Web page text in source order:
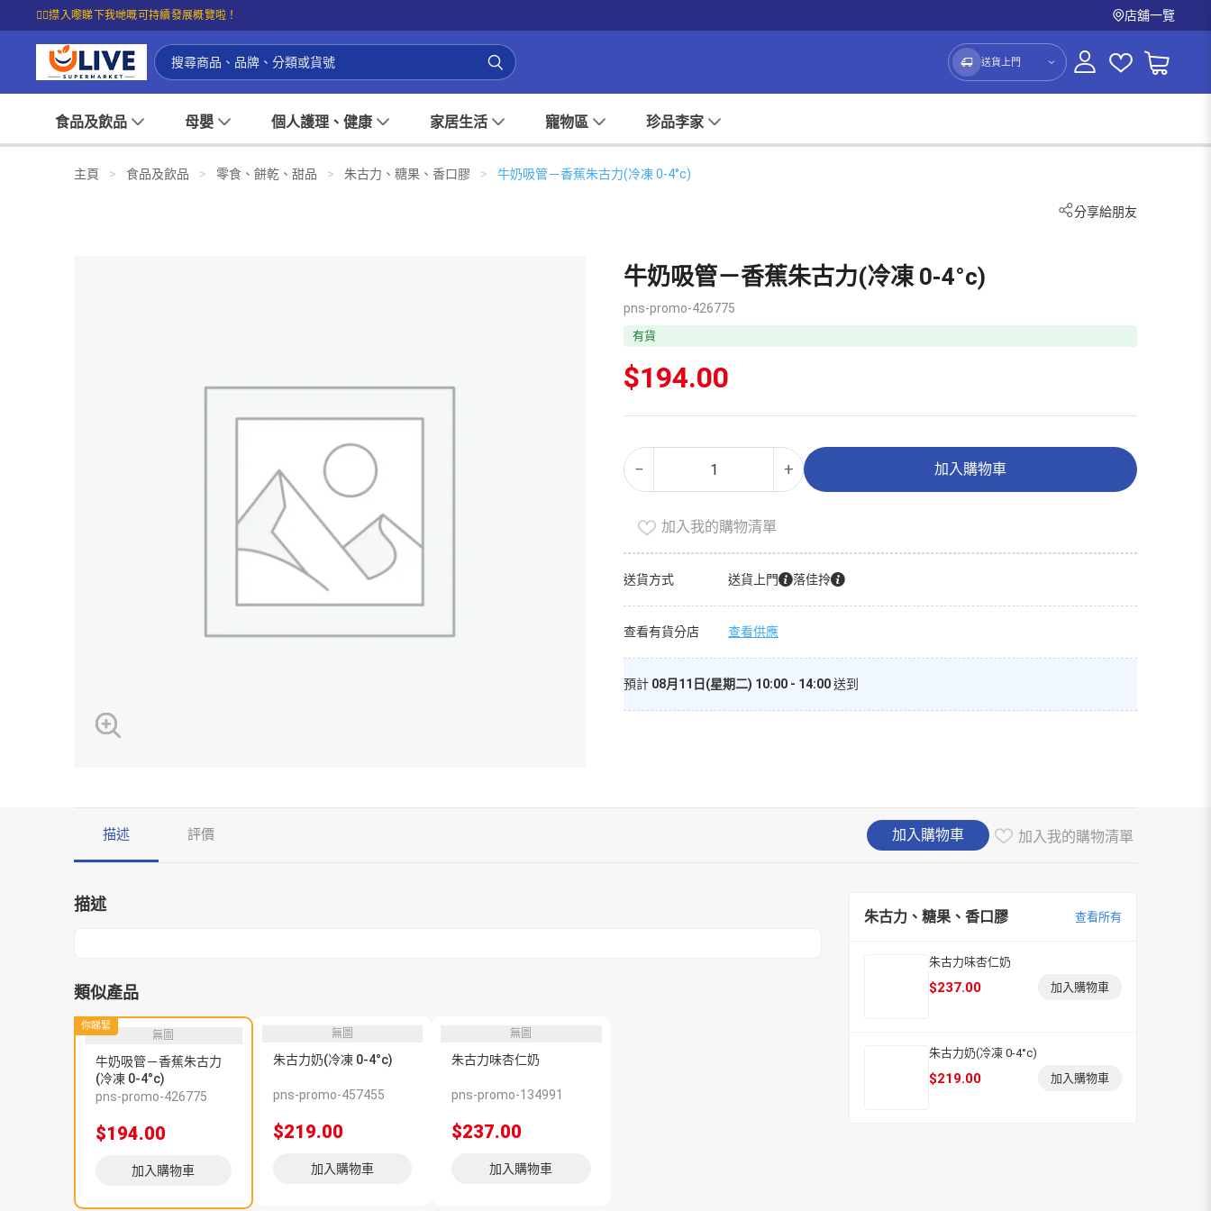
☝🏼㩒入嚟睇下我哋嘅可持續發展概覽啦！ 店舖一覽
送貨上門
食品及飲品 母嬰 個人護理、健康 家居生活 寵物區 珍品李家
主頁 > 食品及飲品 > 零食、餅乾、甜品 > 朱古力、糖果、香口膠 > 牛奶吸管－香蕉朱古力(冷凍 0-4°c)
分享給朋友
牛奶吸管－香蕉朱古力(冷凍 0-4°c)
pns-promo-426775
有貨
$194.00
−
牛
奶
－
香
古
力
(冷
凍
+ 加入購物車
Alternative:
加入我的購物清單
送貨方式 送貨上門 落佳拎
查看有貨分店 查看供應
預計 08月11日(星期二) 10:00 - 14:00送到
描述 評價 加入購物車 加入我的購物清單
描述
類似產品
你睇緊
無圖
牛奶吸管－香蕉朱古力
(冷凍 0-4°c)
pns-promo-426775
$194.00
加入購物車
無圖
朱古力奶(冷凍 0-4°c)
pns-promo-457455
$219.00
加入購物車
無圖
朱古力味杏仁奶
pns-promo-134991
$237.00
加入購物車
朱古力、糖果、香口膠 查看所有
朱古力味杏仁奶
$237.00 加入購物車
朱古力奶(冷凍 0-4°c)
$219.00 加入購物車